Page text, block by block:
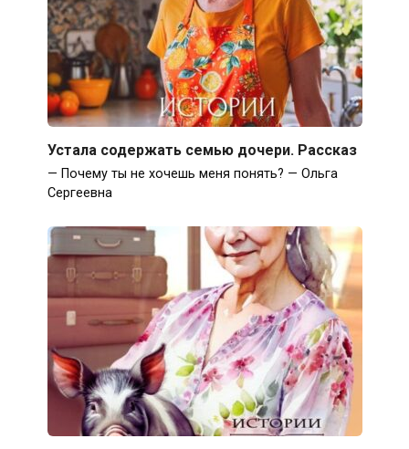
Устала содержать семью дочери. Рассказ
— Почему ты не хочешь меня понять? — Ольга
Сергеевна